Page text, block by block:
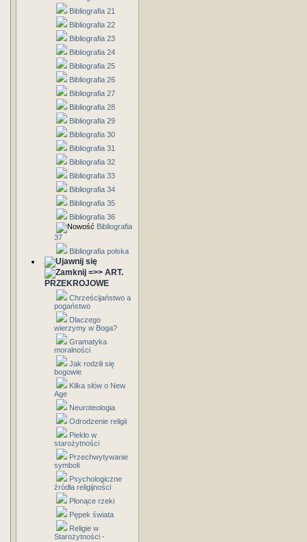
Bibliografia 21
Bibliografia 22
Bibliografia 23
Bibliografia 24
Bibliografia 25
Bibliografia 26
Bibliografia 27
Bibliografia 28
Bibliografia 29
Bibliografia 30
Bibliografia 31
Bibliografia 32
Bibliografia 33
Bibliografia 34
Bibliografia 35
Bibliografia 36
Bibliografia
37
Bibliografia polska
=>> ART.
PRZEKROJOWE
Chrześcijaństwo a
pogaństwo
Dlaczego
wierzymy w Boga?
Gramatyka
moralności
Jak rodzili się
bogowie
Kilka słów o New
Age
Neuroteologia
Odrodzenie religii
Piekło w
starożytności
Przechwytywanie
symboli
Psychologiczne
źródła religijności
Płonące rzeki
Pępek świata
Religie w
Starożytności -